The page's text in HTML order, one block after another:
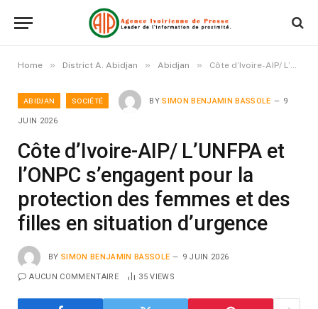
Home » District A. Abidjan » Abidjan » Côte d’Ivoire-AIP/ L’UNFPA et l’ONPC s’engagent pour la protection des femmes et des filles en situation d’urgence
ABIDJAN SOCIÉTÉ BY SIMON BENJAMIN BASSOLE 9
JUIN 2026
Côte d’Ivoire-AIP/ L’UNFPA et
l’ONPC s’engagent pour la
protection des femmes et des
filles en situation d’urgence
BY SIMON BENJAMIN BASSOLE 9 JUIN 2026
AUCUN COMMENTAIRE 35VIEWS